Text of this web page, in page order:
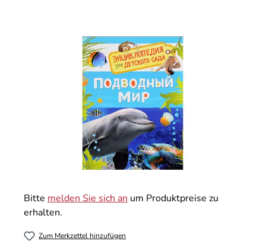
Bitte melden Sie sich an um Produktpreise zu
erhalten.
Zum Merkzettel hinzufügen